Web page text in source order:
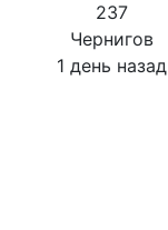
237
Чернигов
1 день назад